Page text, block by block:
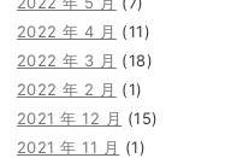
2022 年 4 月 (11)
2022 年 3 月 (18)
2022 年 2 月 (1)
2021 年 12 月 (15)
2021 年 11 月 (1)